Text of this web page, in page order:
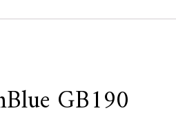
GB190